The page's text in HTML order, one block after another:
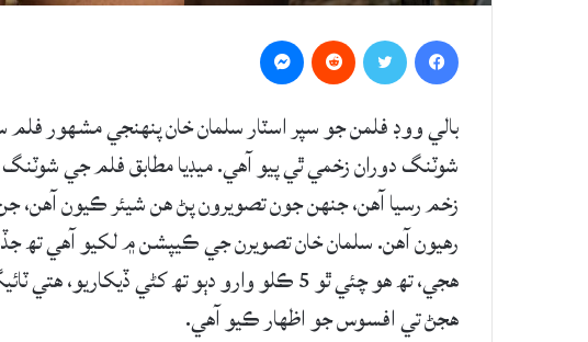
شوٽنگ دوران زخمي ٿي پيو آهي. ميڊيا مطابق فلم جي
زخم رسيا آهن، جنهن جون تصويرون پڻ هن شيئر ڪيون
رهيون آهن. سلمان خان تصويرن جي ڪيپشن ۾ لکيو آهي تھ
هجي، تھ هو چئي ٿو 5 ڪلو وارو دٻو تھ کڻي
هجڻ تي افسوس جو اظهار ڪيو آهي.